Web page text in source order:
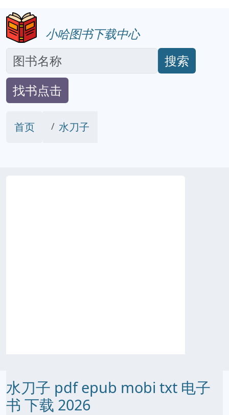
小哈图书下载中心
搜索
找书点击
首页 水刀子
水刀子 pdf epub mobi txt 电子
书 下载 2026